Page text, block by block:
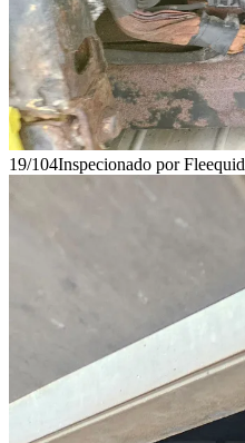
19/104Inspecionado por Fleequid